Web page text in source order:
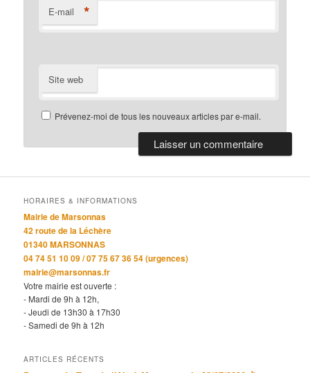
E-mail *
Site web
Prévenez-moi de tous les nouveaux articles par e-mail.
HORAIRES & INFORMATIONS
Mairie de Marsonnas
42 route de la Léchère
01340 MARSONNAS
04 74 51 10 09 / 07 75 67 36 54 (urgences)
mairie@marsonnas.fr
Votre mairie est ouverte :
- Mardi de 9h à 12h,
- Jeudi de 13h30 à 17h30
- Samedi de 9h à 12h
ARTICLES RÉCENTS